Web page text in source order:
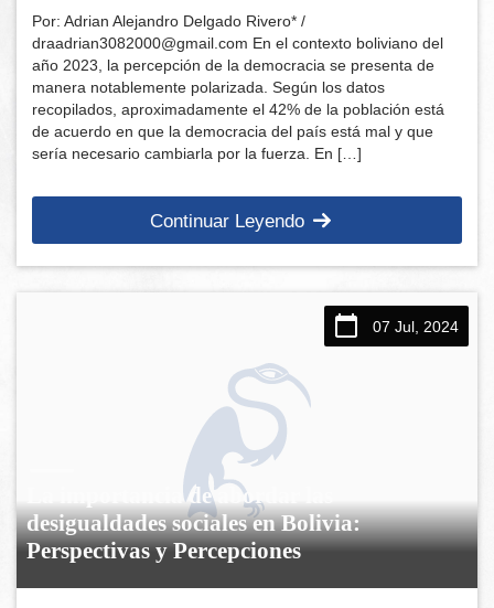
Por: Adrian Alejandro Delgado Rivero* /
draadrian3082000@gmail.com En el contexto boliviano del
año 2023, la percepción de la democracia se presenta de
manera notablemente polarizada. Según los datos
recopilados, aproximadamente el 42% de la población está
de acuerdo en que la democracia del país está mal y que
sería necesario cambiarla por la fuerza. En […]
Continuar Leyendo
07 Jul, 2024
La importancia de abordar las
desigualdades sociales en Bolivia:
Perspectivas y Percepciones